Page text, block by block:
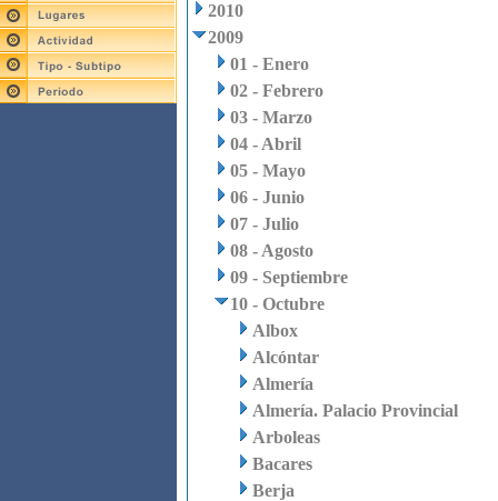
2010
2009
01 - Enero
02 - Febrero
03 - Marzo
04 - Abril
05 - Mayo
06 - Junio
07 - Julio
08 - Agosto
09 - Septiembre
10 - Octubre
Albox
Alcóntar
Almería
Almería. Palacio Provincial
Arboleas
Bacares
Berja